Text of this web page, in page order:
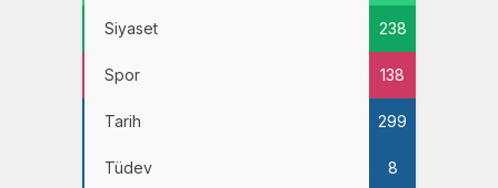
Siyaset 238
Spor 138
Tarih 299
Tüdev 8